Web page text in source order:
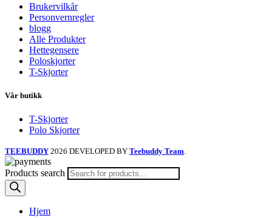
Brukervilkår
Personvernregler
blogg
Alle Produkter
Hettegensere
Poloskjorter
T-Skjorter
Vår butikk
T-Skjorter
Polo Skjorter
TEEBUDDY 2026 DEVELOPED BY Teebuddy Team.
Products search
Hjem